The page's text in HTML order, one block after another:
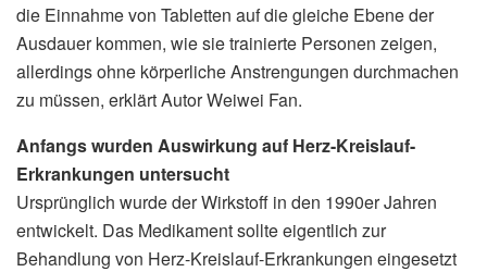
die Einnahme von Tabletten auf die gleiche Ebene der
Ausdauer kommen, wie sie trainierte Personen zeigen,
allerdings ohne körperliche Anstrengungen durchmachen
zu müssen, erklärt Autor Weiwei Fan.
Anfangs wurden Auswirkung auf Herz-Kreislauf-
Erkrankungen untersucht
Ursprünglich wurde der Wirkstoff in den 1990er Jahren
entwickelt. Das Medikament sollte eigentlich zur
Behandlung von Herz-Kreislauf-Erkrankungen eingesetzt